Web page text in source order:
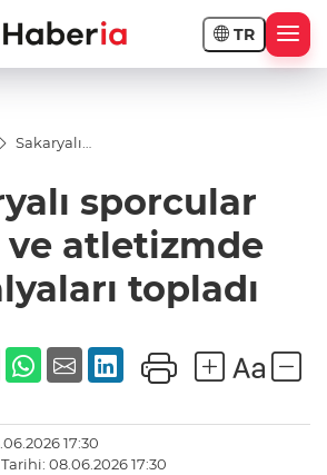
TR
Sakaryalı
atletizmde
madalyalarısporcular
ve atletizmde
topladı
17:30
08.06.2026 17:30